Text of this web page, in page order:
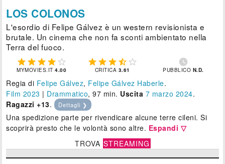
LOS COLONOS
L'esordio di Felipe Gálvez è un western revisionista e
brutale. Un cinema che non fa sconti ambientato nella
Terra del fuoco.
    
MYMOVIES.IT4.00
    
CRITICA 3.61

PUBBLICO N.D.
Regia di Felipe Gálvez, Felipe Gálvez Haberle.
Film 2023 | Drammatico, 97 min. Uscita 7 marzo 2024.
Ragazzi +13. Dettagli ❯
Una spedizione parte per rivendicare alcune terre cileni. Si
scoprirà presto che le volontà sono altre. Espandi ▽
TROVA STREAMING